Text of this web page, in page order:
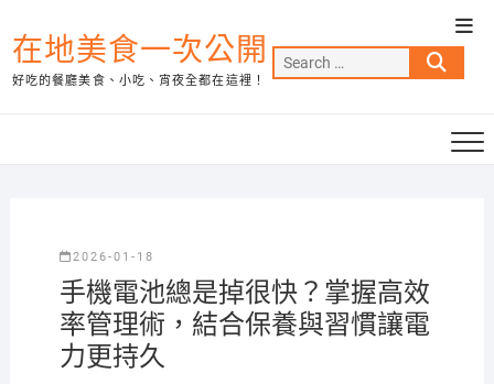
to
content
在地美食一次公開
好吃的餐廳美食、小吃、宵夜全都在這裡！
Search
…
2026-01-18
手機電池總是掉很快？掌握高效
率管理術，結合保養與習慣讓電
力更持久